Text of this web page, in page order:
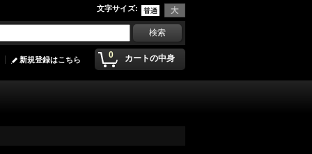
文字サイズ:
0 カートの中身
新規登録はこちら